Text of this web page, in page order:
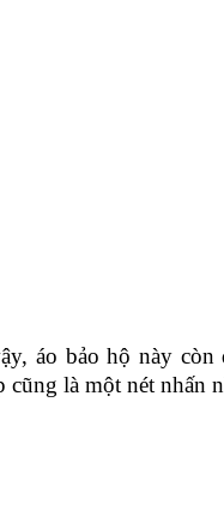
bảo hộ này còn
là một nét nhấn